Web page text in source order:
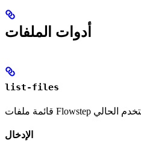
أدوات الملفات
list-files
الإدخال